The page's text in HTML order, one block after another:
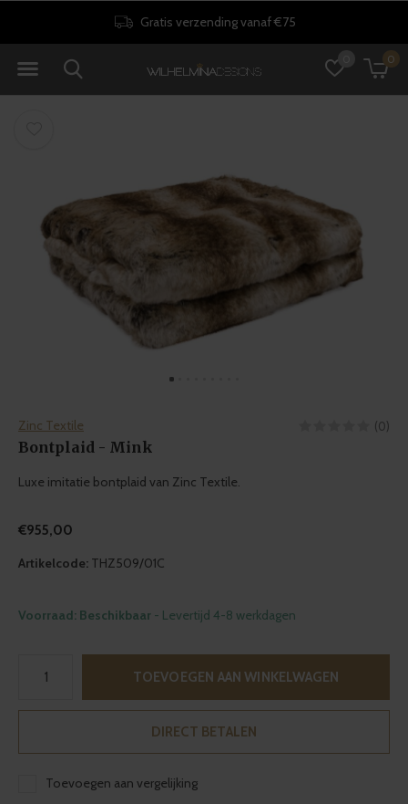
0
Gratis verzending vanaf €75
Zinc Textile (0)
Bontplaid - Mink
Luxe imitatie bontplaid van Zinc Textile.
€955,00
Artikelcode: THZ509/01C
Voorraad: Beschikbaar - Levertijd 4-8 werkdagen
TOEVOEGEN AAN WINKELWAGEN
DIRECT BETALEN
Toevoegen aan vergelijking